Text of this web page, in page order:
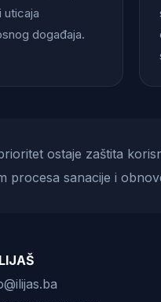
uticaja
događaja.
ostaje zaštita
procesa sanacije i